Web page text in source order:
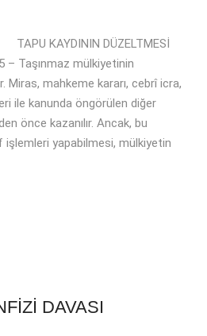
DÜZELTMESİ
– Taşınmaz mülkiyetinin
Miras, mahkeme kararı, cebrî icra,
ile kanunda öngörülen diğer
önce kazanılır. Ancak, bu
işlemleri yapabilmesi, mülkiyetin
DAVASI